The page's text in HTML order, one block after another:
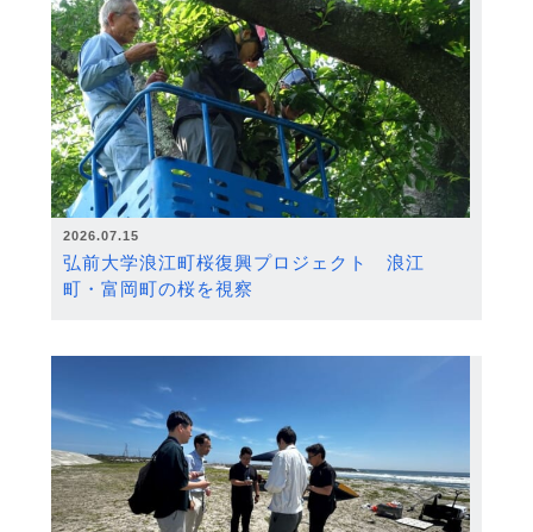
2026.07.15
弘前大学浪江町桜復興プロジェクト 浪江
町・富岡町の桜を視察